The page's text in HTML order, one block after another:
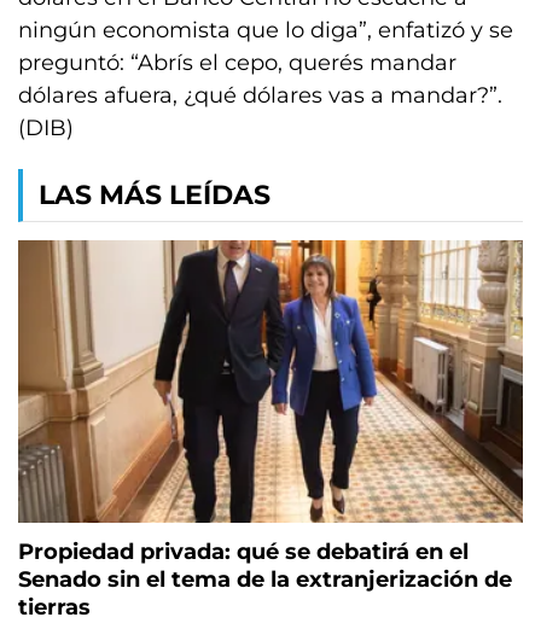
ningún economista que lo diga”, enfatizó y se
preguntó: “Abrís el cepo, querés mandar
dólares afuera, ¿qué dólares vas a mandar?”.
(DIB)
LAS MÁS LEÍDAS
Propiedad privada: qué se debatirá en el
Senado sin el tema de la extranjerización de
tierras